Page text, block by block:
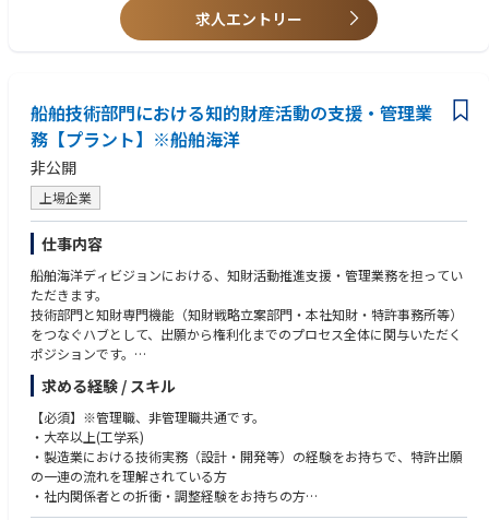
働きやすい会社といえます。
・少人数のグループ運営であり、全員が経営者という意識で仕事を進めて
求人エントリー
船舶技術部門における知的財産活動の支援・管理業
務【プラント】※船舶海洋
非公開
上場企業
仕事内容
船舶海洋ディビジョンにおける、知財活動推進支援・管理業務を担ってい
ただきます。
技術部門と知財専門機能（知財戦略立案部門・本社知財・特許事務所等）
をつなぐハブとして、出願から権利化までのプロセス全体に関与いただく
ポジションです。
【具体的には】
①発明発掘～出願～中間対応～権利化までの各プロセスにおける推進・支
援・管理（実務領域）
（※明細書作成・出願手続きは特許事務所が担当）
②知財(特許・商標等)出願に伴う社内調整・取りまとめ（技術者／特許事
務所との連携）
求める経験 / スキル
【必須】※管理職、非管理職共通です。
・大卒以上(工学系)
・製造業における技術実務（設計・開発等）の経験をお持ちで、特許出願
の一連の流れを理解されている方
・社内関係者との折衝・調整経験をお持ちの方